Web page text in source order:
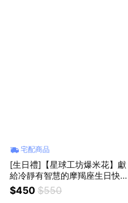
宅配商品
[生日禮]【星球工坊爆米花】獻
給冷靜有智慧的摩羯座生日快
樂！(10g×16)
$450 $550